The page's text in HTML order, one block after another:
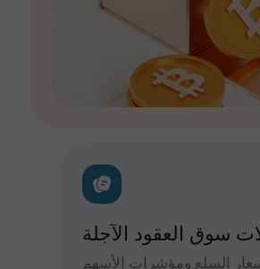
سوق العقود الآجلة
السلع ومؤشرات الأسهم